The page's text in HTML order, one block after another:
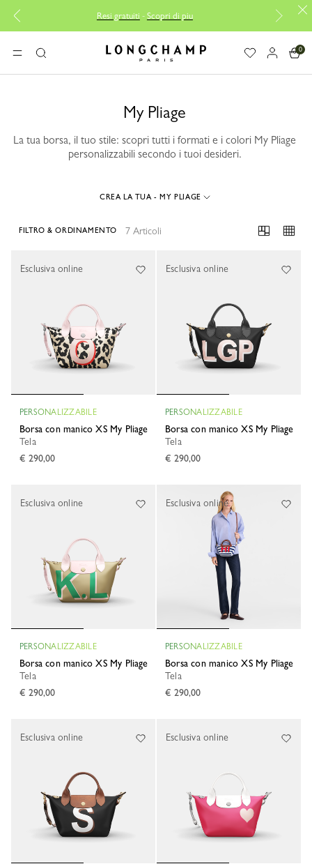
-Scopri di piu
MENURicerca Longchamp - Home
0
My Pliage
La tua borsa, il tuo stile: scopri tutti i formati e i colori My Pliage
personalizzabili secondo i tuoi desideri.
CREA LA TUA - MY PLIAGE
7 Articoli
FILTRO & ORDINAMENTO
PERSONALIZZABILE
Borsa con manico XS My Pliage
Tela
€ 290,00
Esclusiva online
PERSONALIZZABILE
Borsa con manico XS My Pliage
Tela
€ 290,00
Esclusiva online
PERSONALIZZABILE
Borsa con manico XS My Pliage
Tela
€ 290,00
Esclusiva online
PERSONALIZZABILE
Borsa con manico XS My Pliage
Tela
€ 290,00
Esclusiva online
Esclusiva online Esclusiva online